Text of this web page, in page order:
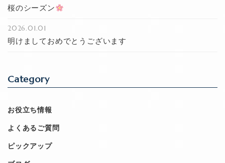
桜のシーズン
2026.01.01
明けましておめでとうございます
Category
お役立ち情報
よくあるご質問
ピックアップ